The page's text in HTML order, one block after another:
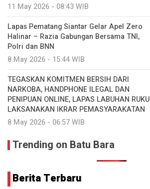
11 May 2026 - 08:43 WIB
Lapas Pematang Siantar Gelar Apel Zero
Halinar – Razia Gabungan Bersama TNI,
Polri dan BNN
8 May 2026 - 15:44 WIB
TEGASKAN KOMITMEN BERSIH DARI
NARKOBA, HANDPHONE ILEGAL DAN
PENIPUAN ONLINE, LAPAS LABUHAN RUKU
LAKSANAKAN IKRAR PEMASYARAKATAN
8 May 2026 - 06:57 WIB
Trending on Batu Bara
Berita Terbaru